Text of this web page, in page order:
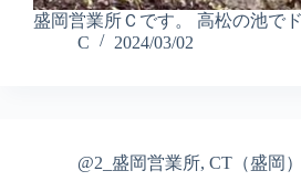
盛岡営業所Ｃです。 高松の池で
C
2024/03/02
@2_盛岡営業所, CT（盛岡）